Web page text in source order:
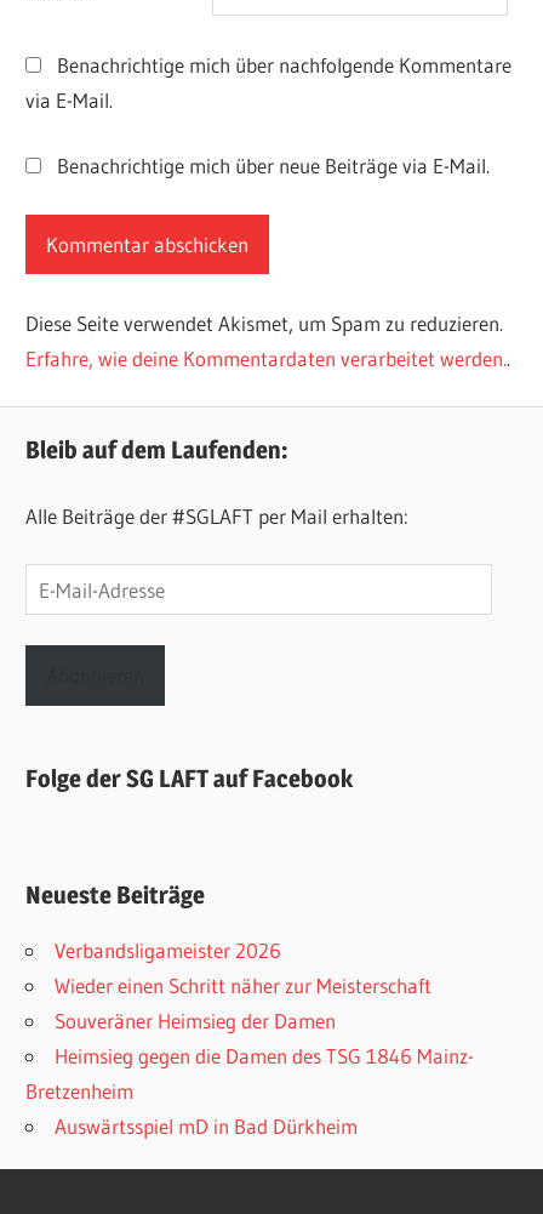
Benachrichtige mich über nachfolgende Kommentare
via E-Mail.
Benachrichtige mich über neue Beiträge via E-Mail.
Diese Seite verwendet Akismet, um Spam zu reduzieren.
Erfahre, wie deine Kommentardaten verarbeitet werden..
Bleib auf dem Laufenden:
Alle Beiträge der #SGLAFT per Mail erhalten:
E-
Mail-
Adresse
Folge der SG LAFT auf Facebook
Neueste Beiträge
Verbandsligameister 2026
Wieder einen Schritt näher zur Meisterschaft
Souveräner Heimsieg der Damen
Heimsieg gegen die Damen des TSG 1846 Mainz-
Bretzenheim
Auswärtsspiel mD in Bad Dürkheim